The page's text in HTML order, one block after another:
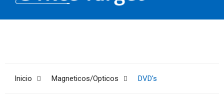
Inicio Magneticos/Opticos DVD's